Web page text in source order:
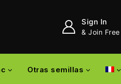
Sign In
& Join Free
Otras semillas